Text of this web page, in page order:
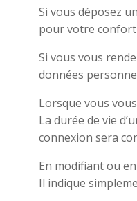
Si vous déposez
pour votre confort
Si vous vous
données
Lorsque vous
La durée de vie
connexion sera
En modifiant ou
Il indique